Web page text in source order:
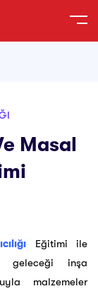
Masal
Eğitimi ile
geleceği inşa
malzemeler